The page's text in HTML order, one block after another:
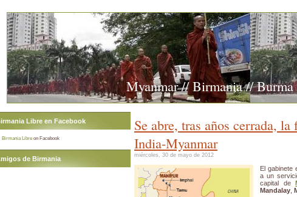
Myanmar // Birmania // Burma
Se abre, tras años cerrada,
India-Myanmar
miércoles, 30 de mayo de 2012
El gabinete
a un
capital de
Mandalay ,
Libre en Facebook
Birmania Libre on Facebook
de Birmania